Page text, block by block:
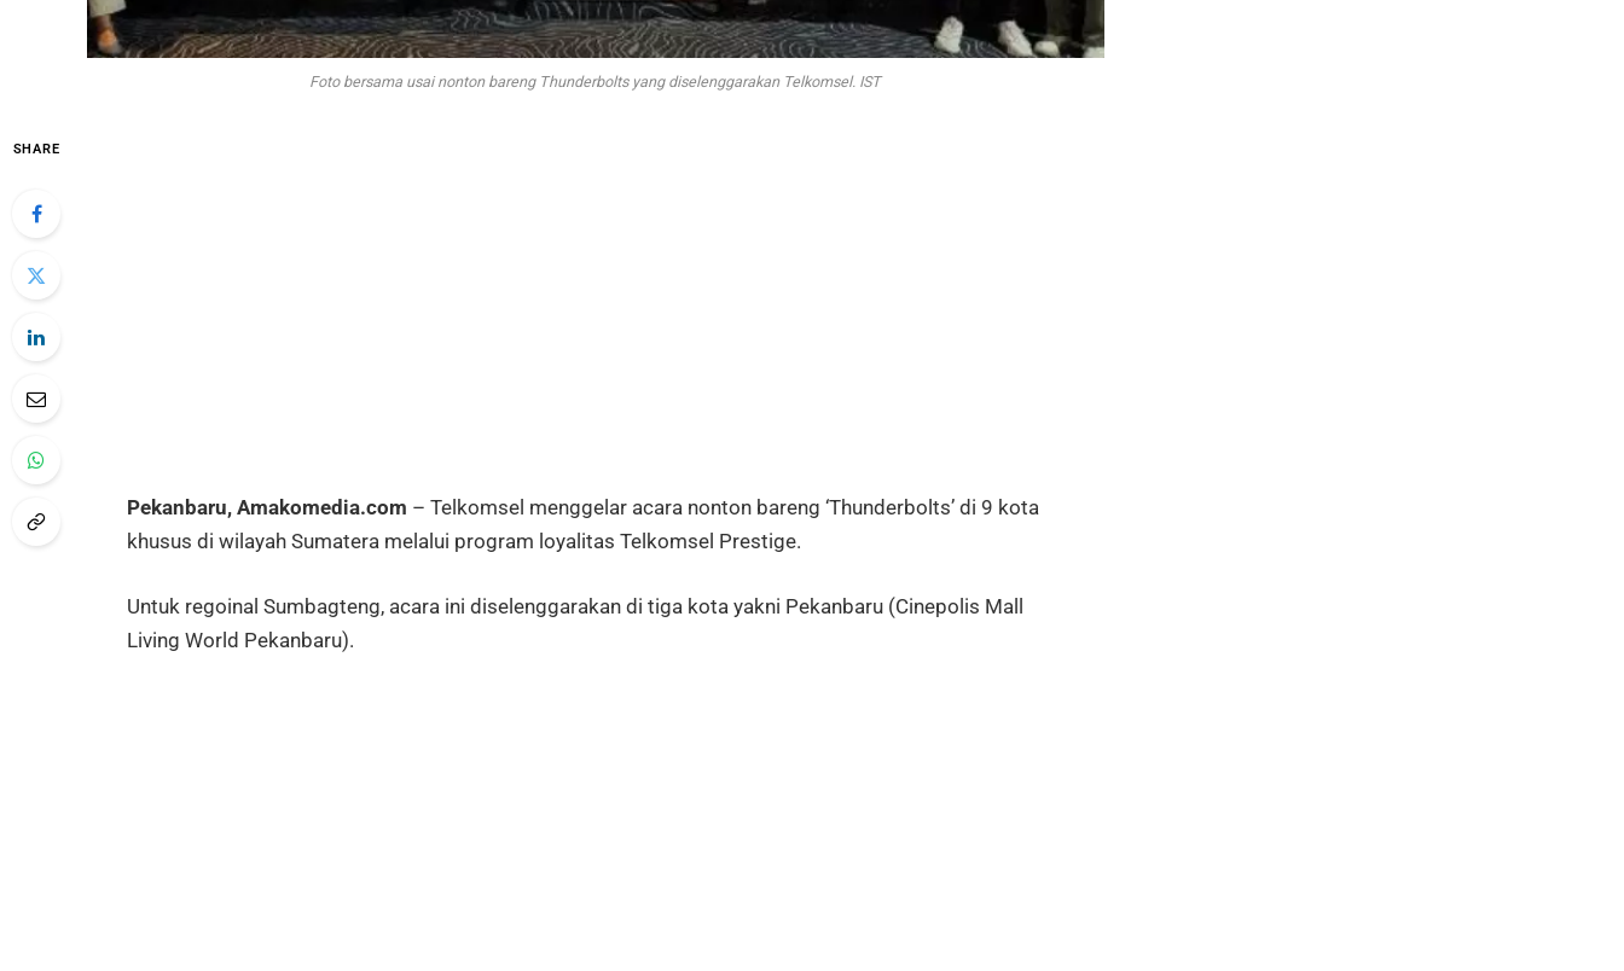
Foto bersama usai nonton bareng Thunderbolts yang diselenggarakan Telkomsel. IST
SHARE
Pekanbaru, Amakomedia.com – Telkomsel menggelar acara nonton bareng ‘Thunderbolts’ di 9 kota
khusus di wilayah Sumatera melalui program loyalitas Telkomsel Prestige.
Untuk regoinal Sumbagteng, acara ini diselenggarakan di tiga kota yakni Pekanbaru (Cinepolis Mall
Living World Pekanbaru).